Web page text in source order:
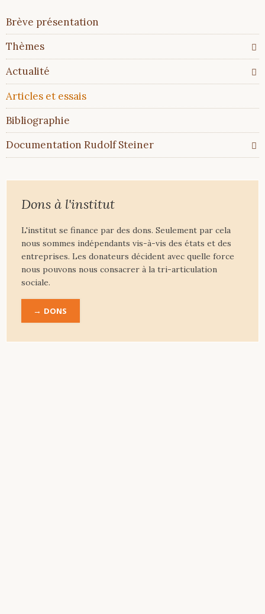
Aller
au
contenu
Brève présentation
Thèmes
Actualité
Articles et essais
Bibliographie
Documentation Rudolf Steiner
Dons à l'institut
L'institut se finance par des dons. Seulement par cela
nous sommes indépendants vis-à-vis des états et des
entreprises. Les donateurs décident avec quelle force
nous pouvons nous consacrer à la tri-articulation
sociale.
DONS